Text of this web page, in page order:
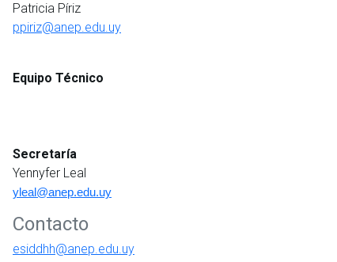
Patricia Píriz
ppiriz@anep.edu.uy
Equipo Técnico
Secretaría
Yennyfer Leal
yleal@anep.edu.uy
Contacto
esiddhh@anep.edu.uy